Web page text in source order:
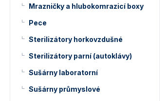
Mrazničky a hlubokomrazicí boxy
Pece
Sterilizátory horkovzdušné
Sterilizátory parní (autoklávy)
Sušárny laboratorní
Sušárny průmyslové